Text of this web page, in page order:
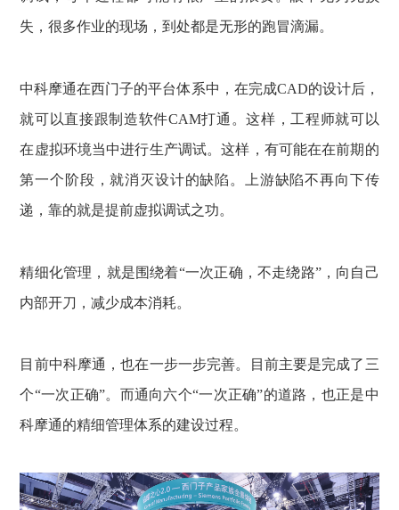
失，很多作业的现场，到处都是无形的跑冒滴漏。
中科摩通在西门子的平台体系中，在完成CAD的设计后，
就可以直接跟制造软件CAM打通。这样，工程师就可以
在虚拟环境当中进行生产调试。这样，有可能在在前期的
第一个阶段，就消灭设计的缺陷。上游缺陷不再向下传
递，靠的就是提前虚拟调试之功。
精细化管理，就是围绕着“一次正确，不走绕路”，向自己
内部开刀，减少成本消耗。
目前中科摩通，也在一步一步完善。目前主要是完成了三
个“一次正确”。而通向六个“一次正确”的道路，也正是中
科摩通的精细管理体系的建设过程。